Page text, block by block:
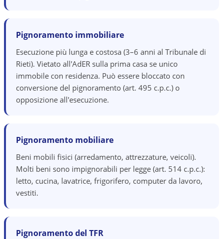
Pignoramento immobiliare
Esecuzione più lunga e costosa (3–6 anni al Tribunale di
Rieti). Vietato all'AdER sulla prima casa se unico
immobile con residenza. Può essere bloccato con
conversione del pignoramento (art. 495 c.p.c.) o
opposizione all'esecuzione.
Pignoramento mobiliare
Beni mobili fisici (arredamento, attrezzature, veicoli).
Molti beni sono impignorabili per legge (art. 514 c.p.c.):
letto, cucina, lavatrice, frigorifero, computer da lavoro,
vestiti.
Pignoramento del TFR